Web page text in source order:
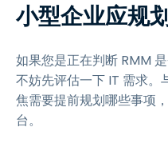
小型企业应规
如果您是正在判断 RMM
不妨先评估一下 IT 需求。
焦需要提前规划哪些事项
台。